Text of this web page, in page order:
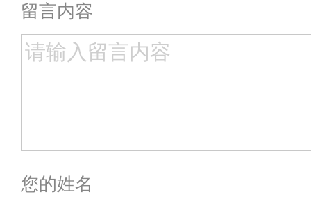
留言内容
您的姓名